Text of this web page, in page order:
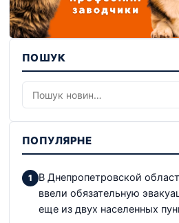
ПОШУК
ПОПУЛЯРНЕ
В Днепропетровской
ввели обязательную
еще из двух населенных